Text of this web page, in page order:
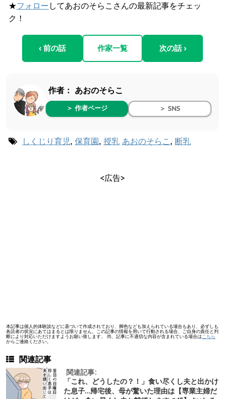
★フォロー してあおのそらこさんの最新記事をチェッ
ク！
‹ 前の話 作家一覧 次の話 ›
作者： あおのそらこ
＞ 作者ページ ＞ SNS
しくじり育児, 保育園, 授乳 あおのそらこ , 断乳
<広告>
本記事は個人的体験談などに基づいて作成されており、脚色なども加えられている場合もあり、必ずしも
各読者の状況にあてはまるとは限りません。この記事の情報を用いて行動される場合、ご自身の責任と判
断により対応いただけますようお願い致します。 尚、記事に不適切な内容が含まれている場合は こちら
からご連絡ください。
関連記事
関連記事:
「これ、どうしたの？！」食い尽くし夫と出かけ
た息子…帰宅後、母が驚いた理由は【専業主婦だ